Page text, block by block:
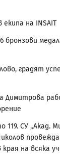
на INSAIT
бронзови
градят
Димитрова
СУ „Акад.
провежда
на всяка